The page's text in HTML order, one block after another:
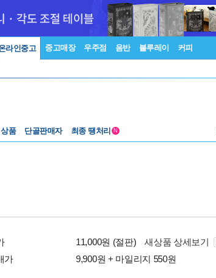
라인중고 중고매장 우주점 음반 블루레이 커피
품 단골판매자 최종 땡처리 N
11,000원 (절판)
새상품 상세보기
가
9,900원 + 마일리지 550원